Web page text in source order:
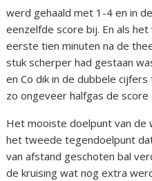
werd gehaald met 1-4 en in
eenzelfde score bij. En als
eerste tien minuten na de
stuk scherper had gestaan
en Co dik in de dubbele
zo ongeveer halfgas de score
Het mooiste doelpunt van de
het tweede tegendoelpunt
van afstand geschoten bal
de kruising wat nog extra